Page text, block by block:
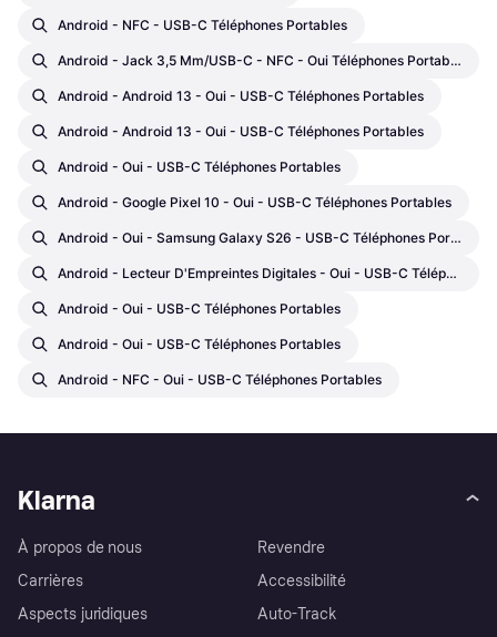
Android - NFC - USB-C Téléphones Portables
Android - Jack 3,5 Mm/USB-C - NFC - Oui Téléphones Portables
Android - Android 13 - Oui - USB-C Téléphones Portables
Android - Android 13 - Oui - USB-C Téléphones Portables
Android - Oui - USB-C Téléphones Portables
Android - Google Pixel 10 - Oui - USB-C Téléphones Portables
Android - Oui - Samsung Galaxy S26 - USB-C Téléphones Portables
Android - Lecteur D'Empreintes Digitales - Oui - USB-C Téléphones Portables
Android - Oui - USB-C Téléphones Portables
Android - Oui - USB-C Téléphones Portables
Android - NFC - Oui - USB-C Téléphones Portables
Klarna
À propos de nous
Carrières
Aspects juridiques
Revendre
Accessibilité
Auto-Track